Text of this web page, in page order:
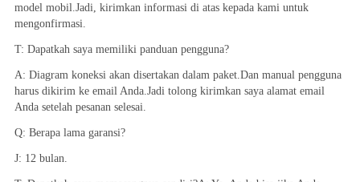
model mobil.Jadi, kirimkan informasi di atas kepada kami untuk
mengonfirmasi.
T: Dapatkah saya memiliki panduan pengguna?
A: Diagram koneksi akan disertakan dalam paket.Dan manual pengguna
harus dikirim ke email Anda.Jadi tolong kirimkan saya alamat email
Anda setelah pesanan selesai.
Q: Berapa lama garansi?
J: 12 bulan.